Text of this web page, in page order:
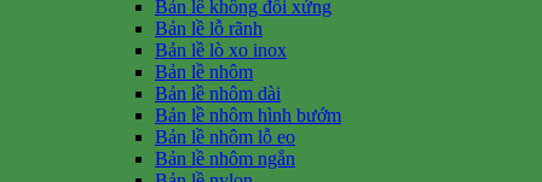
Bản lề không đối xứng
Bản lề lỗ rãnh
Bản lề lò xo inox
Bản lề nhôm
Bản lề nhôm dài
Bản lề nhôm hình bướm
Bản lề nhôm lỗ eo
Bản lề nhôm ngắn